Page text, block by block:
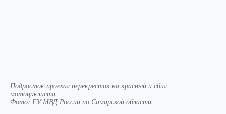
Подросток проехал перекресток на красный и сбил
мотоциклиста.
Фото: ГУ МВД России по Самарской области.